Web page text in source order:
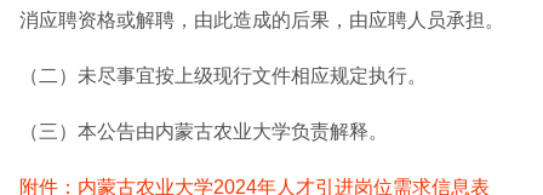
消应聘资格或解聘，由此造成的后果，由应聘人员承担。
（二）未尽事宜按上级现行文件相应规定执行。
（三）本公告由内蒙古农业大学负责解释。
附件：内蒙古农业大学2024年人才引进岗位需求信息表